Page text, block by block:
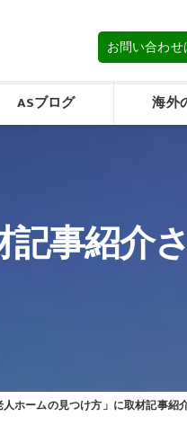
お問い合わ
ASブログ 海外
事紹介
ホームの見つけ方」に取材記事紹